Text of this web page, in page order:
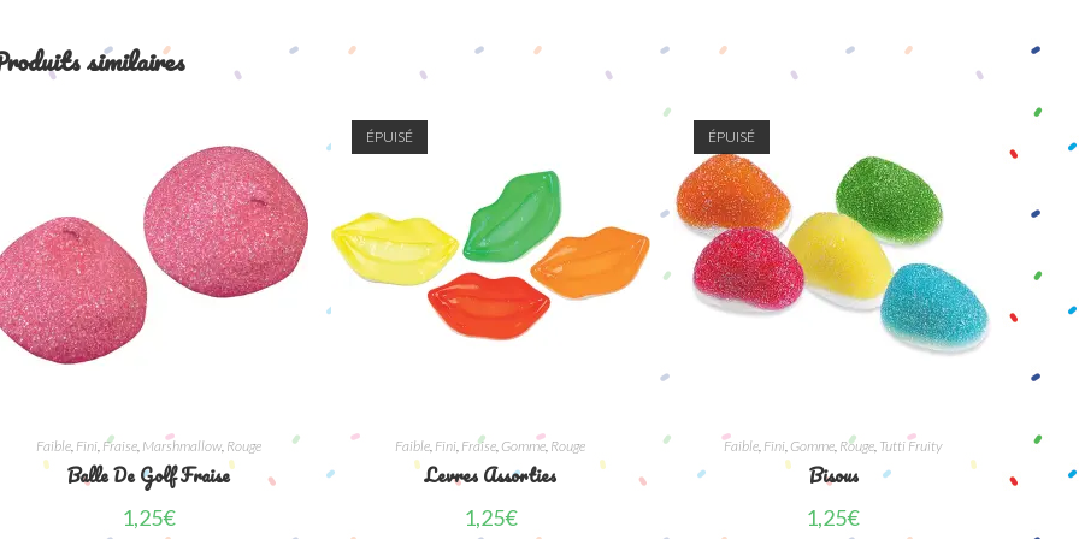
similaires
Faible, Fini, Fraise, Marshmallow, Rouge
Balle De Golf Fraise
1,25€
ÉPUISÉ
Faible, Fini, Fraise, Gomme, Rouge
Levres Assorties
1,25€
ÉPUISÉ
Faible, Fini, Gomme, Rouge, Tutti Fruity
Bisous
1,25€